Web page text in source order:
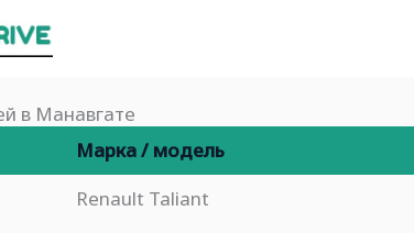
в Манавгате
Марка / модель
Renault Taliant